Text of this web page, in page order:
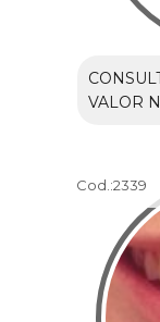
VALOR
Cod.:2339